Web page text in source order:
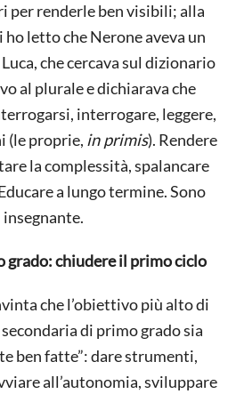
per renderle ben visibili; alla
letto che Nerone aveva un
Luca, che cercava sul dizionario
al plurale e dichiarava che
interrogare, leggere,
(le proprie, in primis). Rendere
la complessità, spalancare
a lungo termine. Sono
grado: chiudere il primo ciclo
che l’obiettivo più alto di
di primo grado sia
ben fatte”: dare strumenti,
all’autonomia, sviluppare